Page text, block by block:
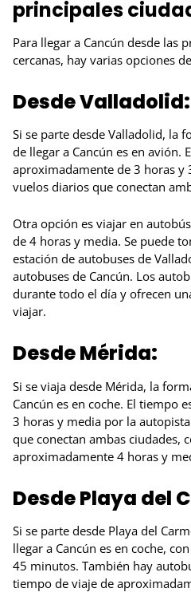
principales
Para llegar a Cancún desde las
cercanas, hay varias opciones
Desde Valladolid:
Si se parte desde Valladolid, la
de llegar a Cancún es en avión.
aproximadamente de 3 horas y
vuelos diarios que conectan
Otra opción es viajar en
de 4 horas y media. Se puede
estación de autobuses de
autobuses de Cancún. Los
durante todo el día y ofrecen
viajar.
Desde Mérida:
Si se viaja desde Mérida, la
Cancún es en coche. El tiempo
3 horas y media por la
que conectan ambas ciudades,
aproximadamente 4 horas y
Desde Playa del
Si se parte desde Playa del
llegar a Cancún es en coche,
45 minutos. También hay
tiempo de viaje de